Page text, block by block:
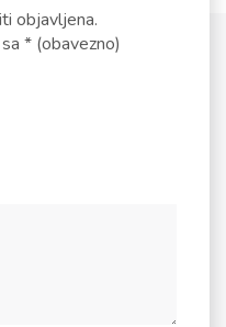
objavljena.
* (obavezno)